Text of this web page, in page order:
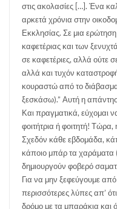
στις ακολασίες […]. Ένα
αρκετά χρόνια στην
Εκκλησίας. Σε μια
καφετέριας και των
σε καφετέριες, αλλά ούτε
αλλά και τυχόν
κουραστώ από το
ξεσκάσω).” Αυτή η
Και πραγματικά, εύχομαι
φοιτήτρια ή φοιτητή!
Σχεδόν κάθε εβδομάδα,
κάποιο μπάρ τα χαράματα
δημιουργούν φοβερό
Για να μην ξεφεύγουμε
περισσότερες λύπες απ’
δρόμο με τα μπαράκια και